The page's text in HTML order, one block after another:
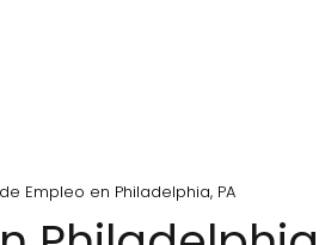
Empleo en Philadelphia, PA